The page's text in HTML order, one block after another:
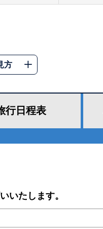
方
行日程表
いたします。